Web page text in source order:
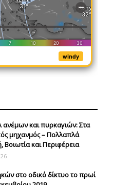
windy
ανέμων και πυρκαγιών: Στα
μηχανμός – Πολλαπλά
Βοιωτία και Περιφέρεια
στο οδικό δίκτυο το πρωί